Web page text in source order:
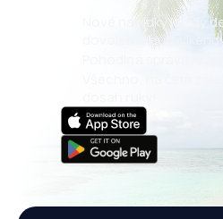
Nové nabídky každý
dovolené,
Všechno, na čem